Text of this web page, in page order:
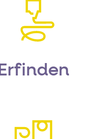
Erfinden